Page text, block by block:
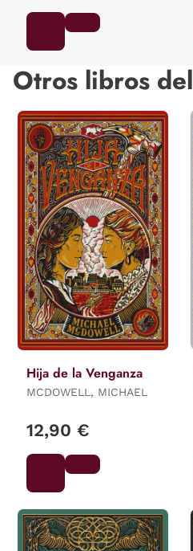
Otros libros
Hija de la Venganza
MCDOWELL, MICHAEL
12,90 €